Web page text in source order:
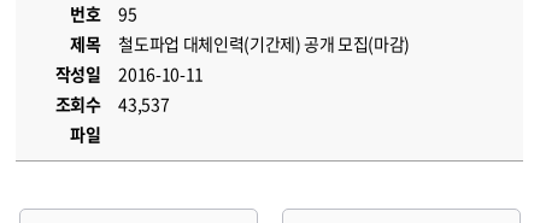
번호
95
제목
철도파업 대체인력(기간제) 공개 모집(마감)
작성일
2016-10-11
조회수
43,537
파일